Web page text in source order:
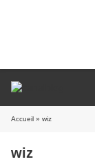
Accueil » wiz
wiz